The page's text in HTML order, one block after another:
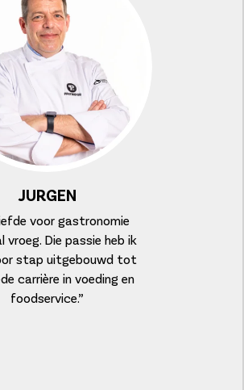
JURGEN
voor gastronomie
vroeg. Die passie heb ik
stap uitgebouwd tot
carrière in voeding en
foodservice.”